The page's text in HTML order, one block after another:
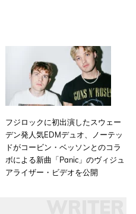
フジロックに初出演したスウェー
デン発人気EDMデュオ、ノーテッ
ドがコービン・ベッソンとのコラ
ボによる新曲「Panic」のヴィジュ
アライザー・ビデオを公開